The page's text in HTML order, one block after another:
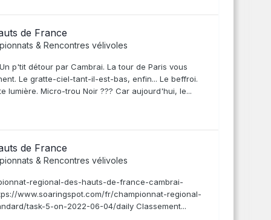
de France
& Rencontres vélivoles
p'tit détour par Cambrai. La tour de Paris vous
Le gratte-ciel-tant-il-est-bas, enfin... Le beffroi.
lumière. Micro-trou Noir ??? Car aujourd'hui, le...
de France
& Rencontres vélivoles
regional-des-hauts-de-france-cambrai-
www.soaringspot.com/fr/championnat-regional-
task-5-on-2022-06-04/daily Classement...